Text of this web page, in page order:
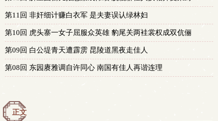
第11回 非奸细计赚白衣军 是夫妻误认绿林妇
第10回 虎头寨一女子屈服众英雄 豹尾关两袿裳权成双伉俪
第09回 白公堤青天遭霹雳 昆陵道黑夜走佳人
第08回 东园赓雅调自许同心 南国有佳人再谐连理
正文